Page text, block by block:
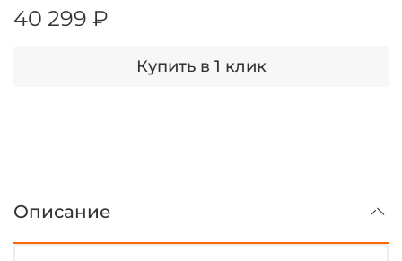
40 299 ₽
Купить в 1 клик
Описание